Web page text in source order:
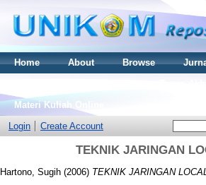
Home About Browse
Materi Kuliah Online
Login
Create Account
TEKNIK JARINGAN
Hartono, Sugih (2006) TEKNIK JARINGAN